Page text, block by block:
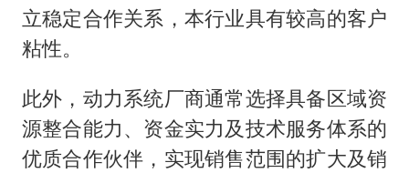
立稳定合作关系，本行业具有较高的客户
粘性。
此外，动力系统厂商通常选择具备区域资
源整合能力、资金实力及技术服务体系的
优质合作伙伴，实现销售范围的扩大及销